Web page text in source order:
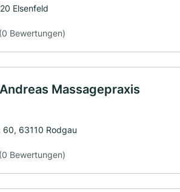
Elsenfeld
(0 Bewertungen)
Massagepraxis
60, 63110 Rodgau
(0 Bewertungen)